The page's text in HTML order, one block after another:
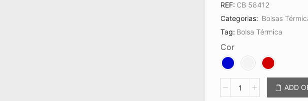
REF: CB 58412
Categorias: Bolsas
Tag: Bolsa Térmica
Cor
Térmica
ADD